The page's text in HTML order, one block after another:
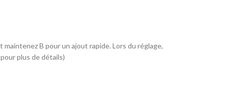
B pour un ajout rapide. Lors du réglage,
plus de détails)